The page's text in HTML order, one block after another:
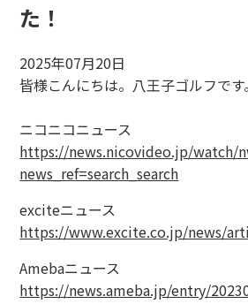
た！
2025年07月20日
皆様こんにちは。八王子ゴルフです。
ニコニコニュース
https://news.nicovideo.jp/watch/
news_ref=search_search
exciteニュース
https://www.excite.co.jp/news/
Amebaニュース
https://news.ameba.jp/entry/